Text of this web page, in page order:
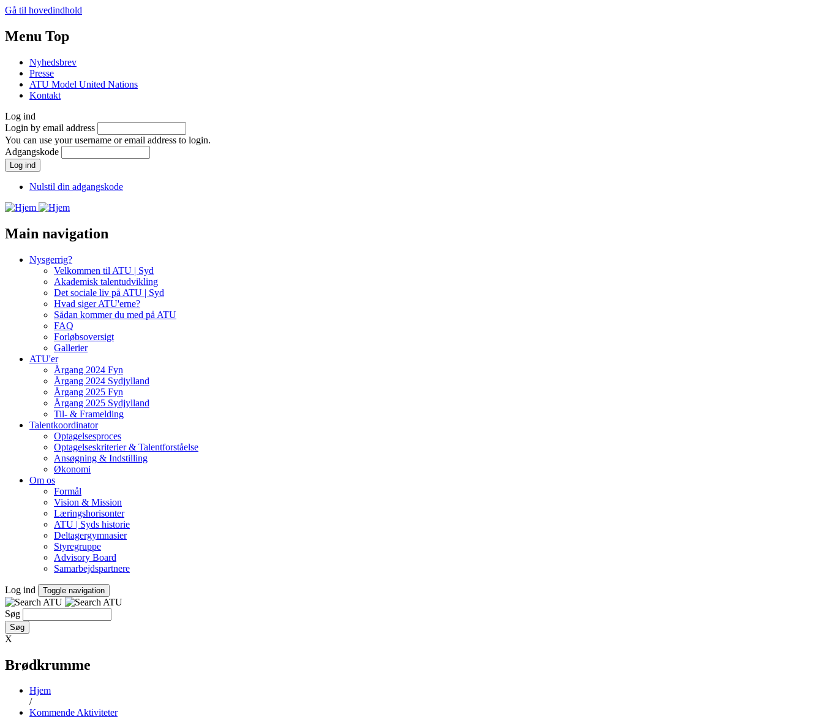
Gå til hovedindhold
Menu Top
Nyhedsbrev
Presse
ATU Model United Nations
Kontakt
Log ind
Login by email address
You can use your username or email address to login.
Adgangskode
Nulstil din adgangskode
Main navigation
Nysgerrig?
Velkommen til ATU | Syd
Akademisk talentudvikling
Det sociale liv på ATU | Syd
Hvad siger ATU'erne?
Sådan kommer du med på ATU
FAQ
Forløbsoversigt
Gallerier
ATU'er
Årgang 2024 Fyn
Årgang 2024 Sydjylland
Årgang 2025 Fyn
Årgang 2025 Sydjylland
Til- & Framelding
Talentkoordinator
Optagelsesproces
Optagelseskriterier & Talentforståelse
Ansøgning & Indstilling
Økonomi
Om os
Formål
Vision & Mission
Læringshorisonter
ATU | Syds historie
Deltagergymnasier
Styregruppe
Advisory Board
Samarbejdspartnere
Log ind Toggle navigation
Søg
X
Brødkrumme
Hjem
/
Kommende Aktiviteter